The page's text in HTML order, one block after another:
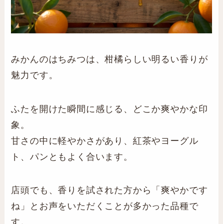
みかんのはちみつは、柑橘らしい明るい香りが
魅力です。
ふたを開けた瞬間に感じる、どこか爽やかな印
象。
甘さの中に軽やかさがあり、紅茶やヨーグル
ト、パンともよく合います。
店頭でも、香りを試された方から「爽やかです
ね」とお声をいただくことが多かった品種で